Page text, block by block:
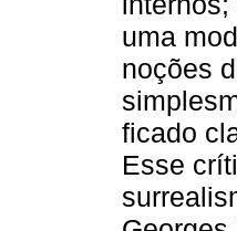
uma
noções
ficado
Esse